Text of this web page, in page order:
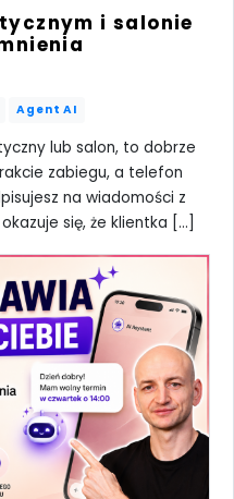
i salonie
Agent AI
lub salon, to dobrze
zabiegu, a telefon
na wiadomości z
się, że klientka [...]